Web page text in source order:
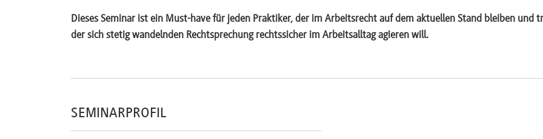
Dieses Seminar ist ein Must-have für jeden Praktiker, der im Arbeitsrecht auf dem aktuellen Stand bleiben und
der sich stetig wandelnden Rechtsprechung rechtssicher im Arbeitsalltag agieren will.
SEMINARPROFIL